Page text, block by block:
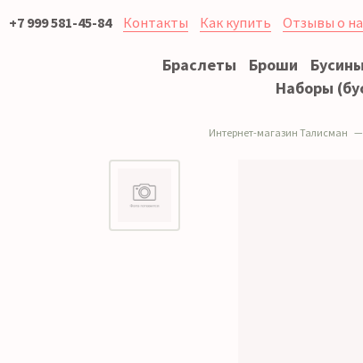
+7 999 581-45-84 Контакты Как купить Отзывы о
Браслеты Броши
Наборы
Интернет-магазин Талисман